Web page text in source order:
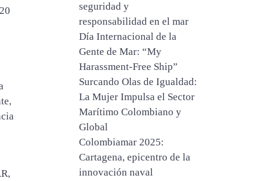
seguridad y
responsabilidad en el mar
Día Internacional de la
Gente de Mar: “My
Harassment‑Free Ship”
Surcando Olas de Igualdad:
La Mujer Impulsa el Sector
Marítimo Colombiano y
Global
Colombiamar 2025:
Cartagena, epicentro de la
innovación naval